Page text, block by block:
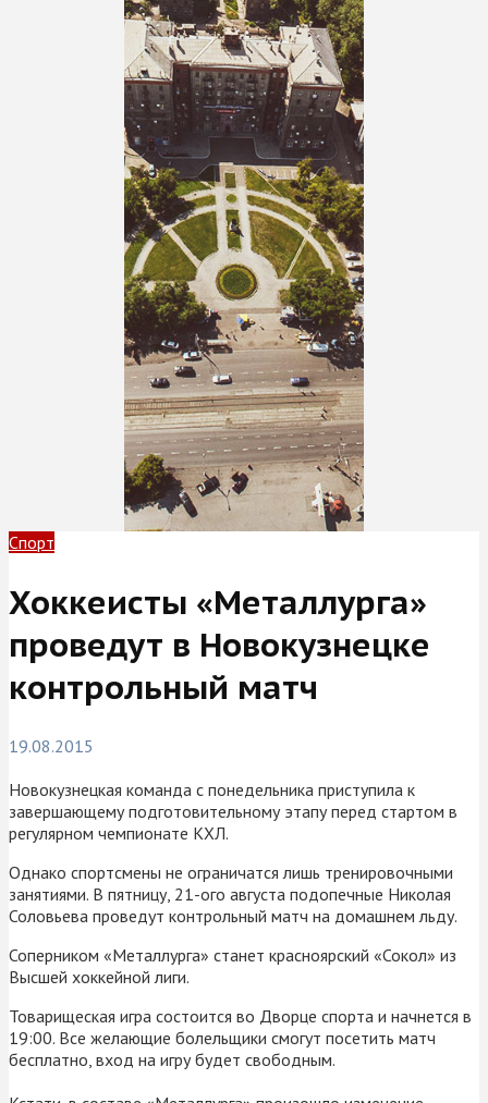
Спорт
Хоккеисты «Металлурга»
проведут в Новокузнецке
контрольный матч
19.08.2015
Новокузнецкая команда с понедельника приступила к
завершающему подготовительному этапу перед стартом в
регулярном чемпионате КХЛ.
Однако спортсмены не ограничатся лишь тренировочными
занятиями. В пятницу, 21-ого августа подопечные Николая
Соловьева проведут контрольный матч на домашнем льду.
Соперником «Металлурга» станет красноярский «Сокол» из
Высшей хоккейной лиги.
Товарищеская игра состоится во Дворце спорта и начнется в
19:00. Все желающие болельщики смогут посетить матч
бесплатно, вход на игру будет свободным.